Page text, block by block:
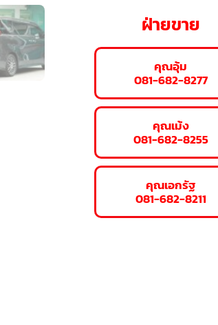
ฝ่ายขาย
คุณอุ้ม
081-682-8277
คุณเม้ง
081-682-8255
คุณเอกรัฐ
081-682-8211